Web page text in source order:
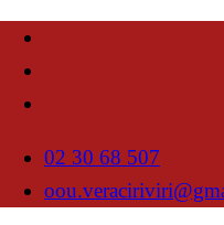
02 30 68 507